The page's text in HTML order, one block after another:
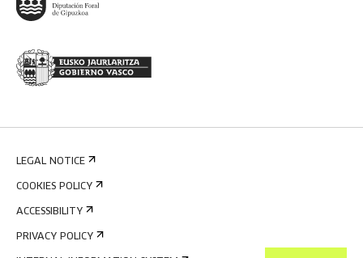
LEGAL NOTICE
COOKIES POLICY
ACCESSIBILITY
PRIVACY POLICY